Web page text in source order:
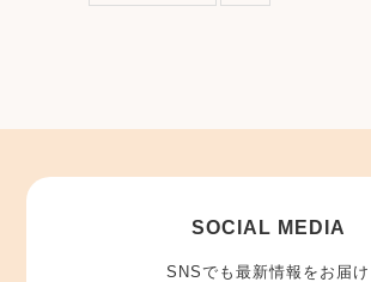
SOCIAL MEDIA
SNSでも最新情報をお届け